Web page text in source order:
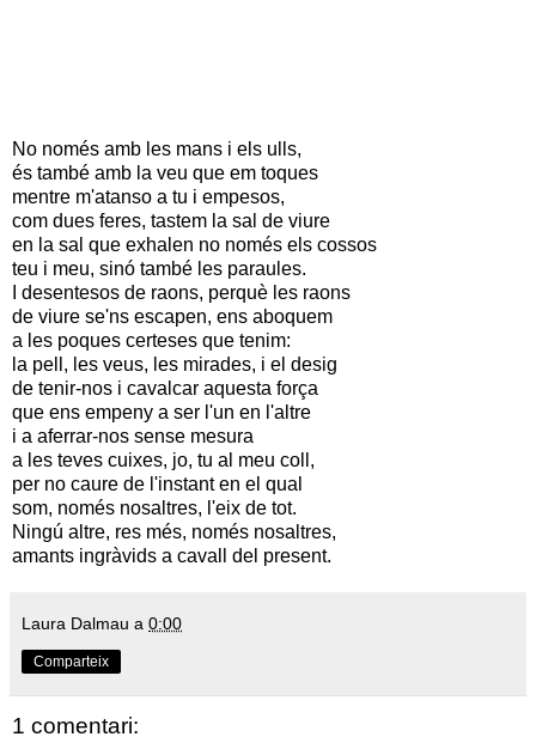
No només amb les mans i els ulls,
és també amb la veu que em toques
mentre m'atanso a tu i empesos,
com dues feres, tastem la sal de viure
en la sal que exhalen no només els cossos
teu i meu, sinó també les paraules.
I desentesos de raons, perquè les raons
de viure se'ns escapen, ens aboquem
a les poques certeses que tenim:
la pell, les veus, les mirades, i el desig
de tenir-nos i cavalcar aquesta força
que ens empeny a ser l'un en l'altre
i a aferrar-nos sense mesura
a les teves cuixes, jo, tu al meu coll,
per no caure de l'instant en el qual
som, només nosaltres, l'eix de tot.
Ningú altre, res més, només nosaltres,
amants ingràvids a cavall del present.
Laura Dalmau a 0:00
Comparteix
1 comentari: